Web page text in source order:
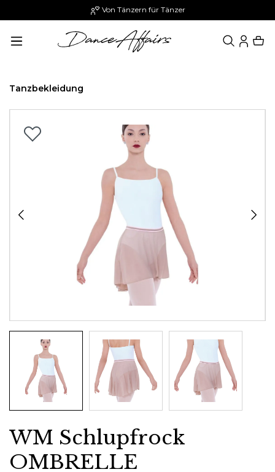
Von Tänzern für Tänzer
Tanzbekleidung
WM Schlupfrock
OMBRELLE